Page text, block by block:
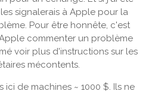
signalerais à Apple pour la
Pour être honnête, c'est
commenter un problème
voir plus d'instructions sur les
mécontents.
de machines ~ 1000 $. Ils ne